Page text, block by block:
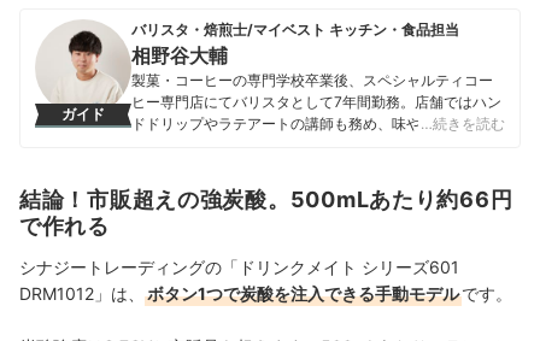
ガイド
バリスタ・焙煎士/マイベスト キッチン・食品担当
相野谷大輔
製菓・コーヒーの専門学校卒業後、スペシャルティコー
ヒー専門店にてバリスタとして7年間勤務。店舗ではハン
ドドリップやラテアートの講師も務め、味や香りへの繊
調理器具やキッチン雑貨、食品・ドリンク、ギフトアイ
テムなど、食まわり全般の商材の比較検証を担当。「ユ
在も現場に立ち、実体験に基づいたリアルなレビューを
届けている。
…続きを読む
結論！市販超えの強炭酸。500mLあたり約66円
で作れる
シナジートレーディングの「ドリンクメイト シリーズ601
DRM1012」は、
ボタン1つで炭酸を注入できる手動モデルです。